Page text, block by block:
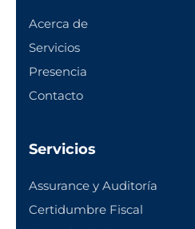
Acerca de
Servicios
Presencia
Contacto
Servicios
Assurance y Auditoría
Certidumbre Fiscal